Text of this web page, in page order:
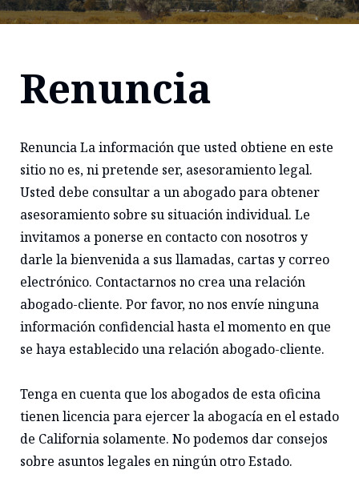
Renuncia
Renuncia La información que usted obtiene en este
sitio no es, ni pretende ser, asesoramiento legal.
Usted debe consultar a un abogado para obtener
asesoramiento sobre su situación individual. Le
invitamos a ponerse en contacto con nosotros y
darle la bienvenida a sus llamadas, cartas y correo
electrónico. Contactarnos no crea una relación
abogado-cliente. Por favor, no nos envíe ninguna
información confidencial hasta el momento en que
se haya establecido una relación abogado-cliente.
Tenga en cuenta que los abogados de esta oficina
tienen licencia para ejercer la abogacía en el estado
de California solamente. No podemos dar consejos
sobre asuntos legales en ningún otro Estado.